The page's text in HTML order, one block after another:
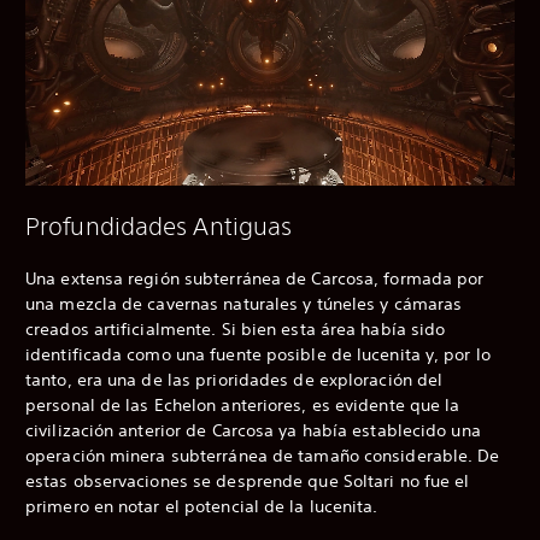
Profundidades Antiguas
Una extensa región subterránea de Carcosa, formada por
una mezcla de cavernas naturales y túneles y cámaras
creados artificialmente. Si bien esta área había sido
identificada como una fuente posible de lucenita y, por lo
tanto, era una de las prioridades de exploración del
personal de las Echelon anteriores, es evidente que la
civilización anterior de Carcosa ya había establecido una
operación minera subterránea de tamaño considerable. De
estas observaciones se desprende que Soltari no fue el
primero en notar el potencial de la lucenita.